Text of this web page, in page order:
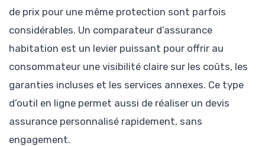
de prix pour une même protection sont parfois
considérables. Un comparateur d’assurance
habitation est un levier puissant pour offrir au
consommateur une visibilité claire sur les coûts, les
garanties incluses et les services annexes. Ce type
d’outil en ligne permet aussi de réaliser un devis
assurance personnalisé rapidement, sans
engagement.